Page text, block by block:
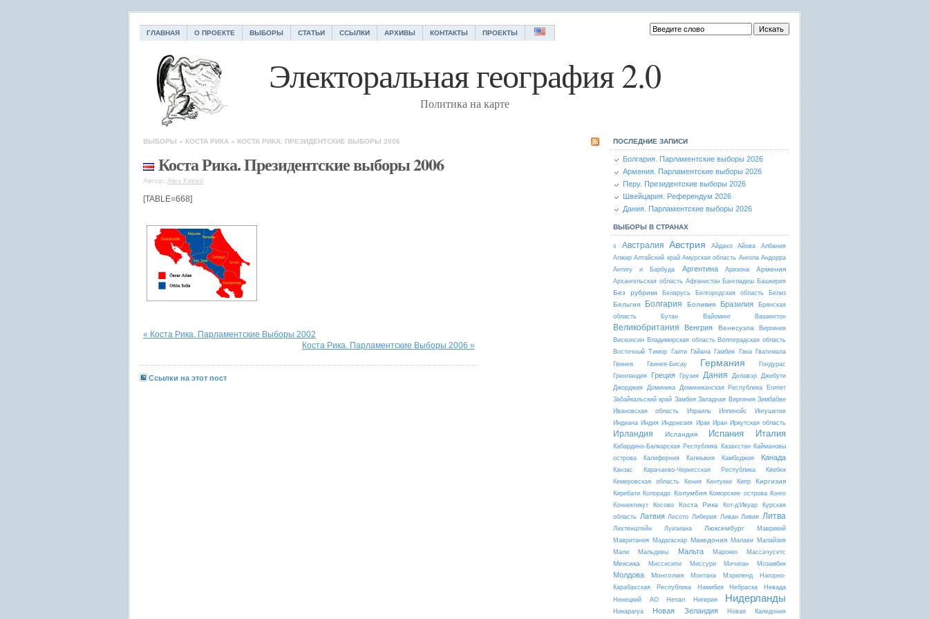
ГЛАВНАЯ О ПРОЕКТЕ ВЫБОРЫ СТАТЬИ ССЫЛКИ АРХИВЫ КОНТАКТЫ ПРОЕКТЫ
Электоральная география 2.0
Политика на карте
ВЫБОРЫ » КОСТА РИКА » КОСТА РИКА. ПРЕЗИДЕНТСКИЕ ВЫБОРЫ 2006
Коста Рика. Президентские выборы 2006
Автор: Alex Kireev
[TABLE=668]
« Коста Рика. Парламентские Выборы 2002
Коста Рика. Парламентские Выборы 2006 »
Ссылки на этот пост
ПОСЛЕДНИЕ ЗАПИСИ
Болгария. Парламентские выборы 2026
Армения. Парламентские выборы 2026
Перу. Президентские выборы 2026
Швейцария. Референдум 2026
Дания. Парламентские выборы 2026
ВЫБОРЫ В СТРАНАХ
s Австралия Австрия Айдахо Айова
Албания
Алжир Алтайский край Амурская область Ангола Андорра
Антигу и Барбуда
Аргентина Аризона Армения
Архангельская область Афганистан Бангладеш Башкирия
Без рубрики Беларусь Белгородская область Белиз
Бельгия Болгария Боливия Бразилия
Брянская
область
Бутан Вайоминг Вашингтон
Великобритания Венгрия Венесуэла
Виргиния
Висконсин Владимирская область Волгоградская область
Восточный Тимор
Гаити Гайана Гамбия Гана
Гватемала
Гвинея
Гвинея-Бисау Германия
Гондурас
Гренландия
Греция Грузия Дания Делавэр Джибути
Джорджия Доминика Доминиканская Республика
Египет
Забайкальский край Замбия Западная Виргиния Зимбабве
Ивановская область
Израиль Иллинойс
Ингушетия
Индиана Индия Индонезия Ирак Иран Иркутская область
Ирландия Исландия Испания Италия
Кабардино-Балкарская Республика Казахстан Каймановы
острова
Калифорния Калмыкия Камбоджия Канада
Канзас Карачаево-Черкесская Республика
Квебек
Кемеровская область
Кения Кентукки Кипр Киргизия
Кирибати Колорадо Колумбия Коморские острова Конго
Коннектикут
Косово Коста Рика Кот-д'Ивуар
Курская
область Латвия Лесото Либерия Ливан Ливия Литва
Лихтенштейн Луизиана Люксембург
Маврикий
Мавритания Мадагаскар Македония Малави Малайзия
Мали
Мальдивы Мальта Марокко Массачусетс
Мексика Миссисипи Миссури Мичиган Мозамбик
Молдова Монголия Монтана Мэриленд
Нагорно-
Карабахская Республика
Намибия Небраска
Невада
Ненецкий АО
Непал Нигерия Нидерланды
Никарагуа Новая Зеландия Новая Каледония